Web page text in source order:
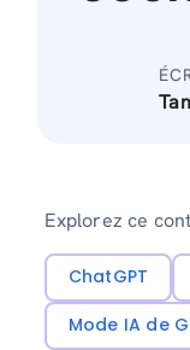
Explorez ce
ChatGPT
Mode IA de